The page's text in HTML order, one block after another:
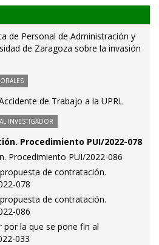
de Personal de Administración y
de Zaragoza sobre la invasión
de Trabajo a la UPRL
INVESTIGADOR
Procedimiento PUI/2022-078
Procedimiento PUI/2022-086
de contratación.
078
de contratación.
086
por la que se pone fin al
033